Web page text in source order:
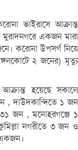
ভাইরাসে আক্রান্ত
একজন মারা
করোনা উপসর্গ নিয়ে
২ জনের) মৃত্যু
হয়েছে সকালে
, দাউদকান্দিতে ১ জন
জন , মনোহরগঞ্জে ১
নগরীতে ৩ জন ও
একজন।